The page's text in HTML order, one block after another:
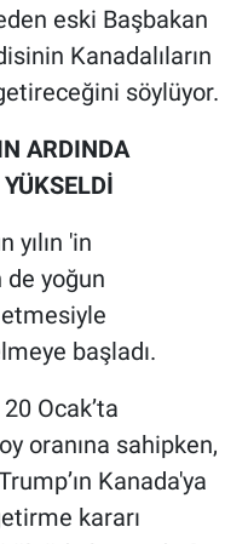
eski Başbakan
Kanadalıların
söylüyor.
ARDINDA
yılın 'in
de yoğun
başladı.
Ocak’ta
oranına sahipken,
Kanada'ya
kararı